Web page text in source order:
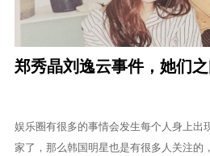
郑秀晶刘逸云事件，她们
娱乐圈有很多的事情会发生每个人身上出
家了，那么韩国明星也是有很多人关注的